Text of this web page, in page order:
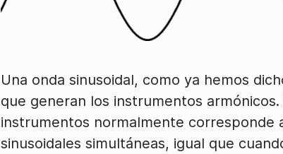
Una onda sinusoidal, como ya hemos
que generan los instrumentos
instrumentos normalmente corresponde
sinusoidales simultáneas, igual que